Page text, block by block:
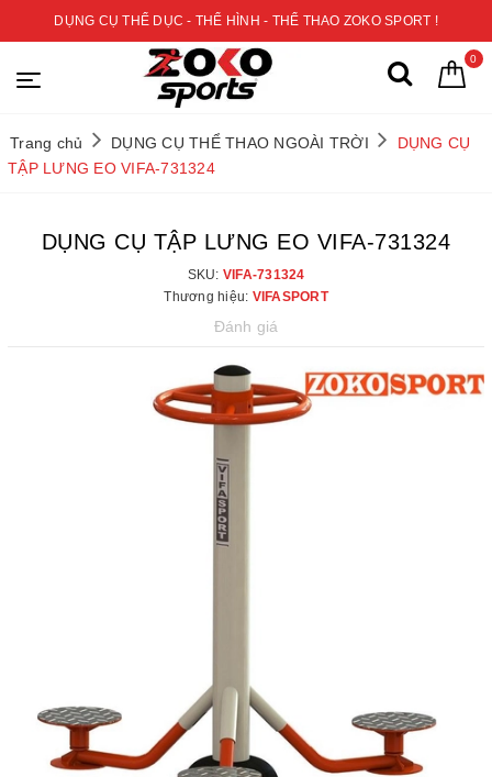
DỤNG CỤ THỂ DỤC - THỂ HÌNH - THỂ THAO ZOKO SPORT !
0
Trang chủ DỤNG CỤ THỂ THAO NGOÀI TRỜI
DỤNG CỤ
TẬP LƯNG EO VIFA-731324
DỤNG CỤ TẬP LƯNG EO VIFA-731324
SKU: VIFA-731324
Thương hiệu: VIFASPORT
Đánh giá